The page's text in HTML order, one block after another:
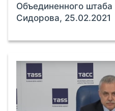
Объединенного
Сидорова, 25.02.2021